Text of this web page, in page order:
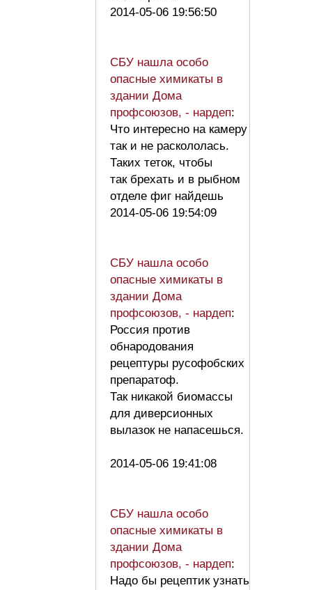
2014-05-06 19:56:50
СБУ нашла особо
опасные химикаты в
здании Дома
профсоюзов, - нардеп:
Что интересно на камеру
так и не раскололась.
Таких теток, чтобы
так брехать и в рыбном
отделе фиг найдешь
2014-05-06 19:54:09
СБУ нашла особо
опасные химикаты в
здании Дома
профсоюзов, - нардеп:
Россия против
обнародования
рецептуры русофобских
препаратоф.
Так никакой биомассы
для диверсионных
вылазок не напасешься.
2014-05-06 19:41:08
СБУ нашла особо
опасные химикаты в
здании Дома
профсоюзов, - нардеп:
Надо бы рецептик узнать